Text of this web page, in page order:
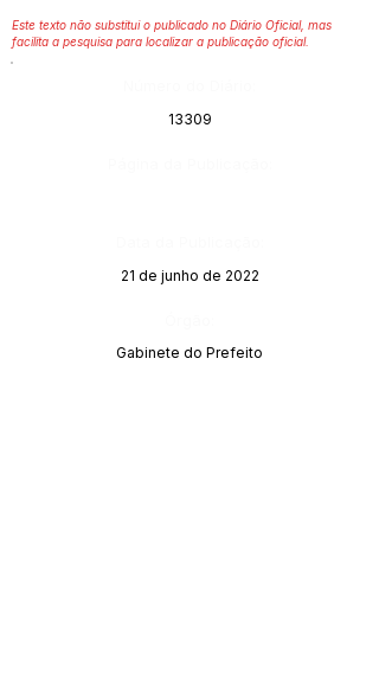
Este texto não substitui o publicado no Diário Oficial, mas
facilita a pesquisa para localizar a publicação oficial.
13309
21 de junho de 2022
Gabinete do Prefeito